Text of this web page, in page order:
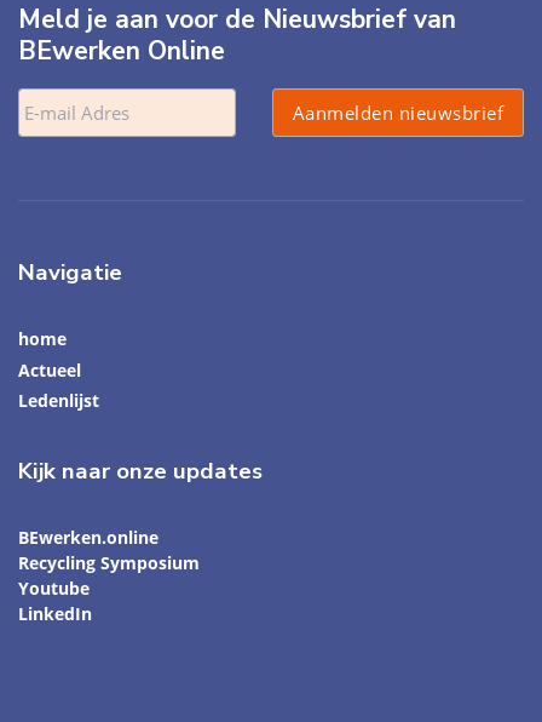
Meld je aan voor de Nieuwsbrief van
BEwerken Online
Navigatie
home
Actueel
Ledenlijst
Kijk naar onze updates
BEwerken.online
Recycling Symposium
Youtube
LinkedIn